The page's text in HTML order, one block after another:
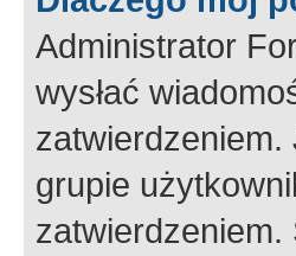
Administrator
wysłać
zatwierdzeniem.
grupie